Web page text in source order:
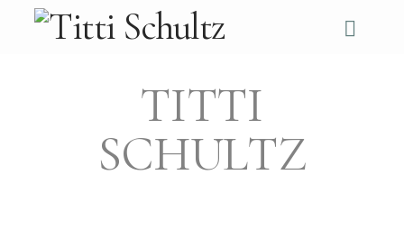
TITTI
SCHULTZ